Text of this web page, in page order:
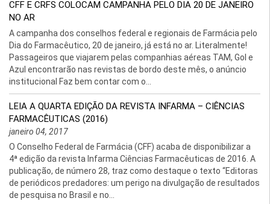
CFF E CRFS COLOCAM CAMPANHA PELO DIA 20 DE JANEIRO
NO AR
A campanha dos conselhos federal e regionais de Farmácia pelo
Dia do Farmacêutico, 20 de janeiro, já está no ar. Literalmente!
Passageiros que viajarem pelas companhias aéreas TAM, Gol e
Azul encontrarão nas revistas de bordo deste mês, o anúncio
institucional Faz bem contar com o...
LEIA A QUARTA EDIÇÃO DA REVISTA INFARMA – CIÊNCIAS
FARMACÊUTICAS (2016)
janeiro 04, 2017
O Conselho Federal de Farmácia (CFF) acaba de disponibilizar a
4ª edição da revista Infarma Ciências Farmacêuticas de 2016. A
publicação, de número 28, traz como destaque o texto “Editoras
de periódicos predadores: um perigo na divulgação de resultados
de pesquisa no Brasil e no...